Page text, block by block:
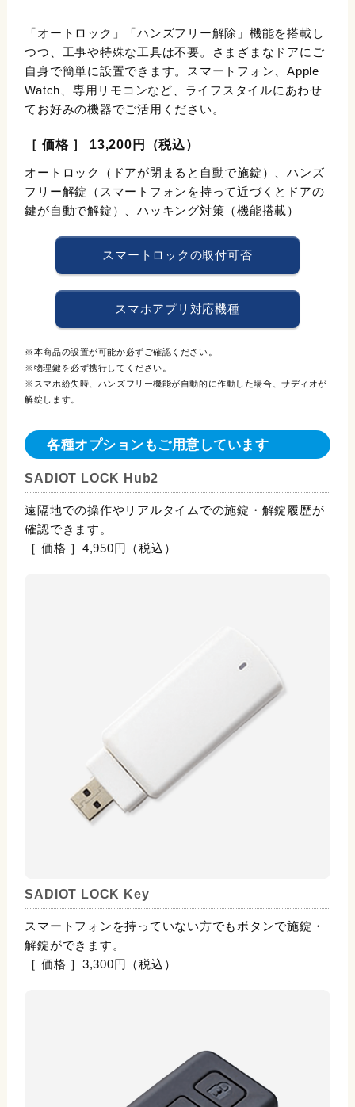
「オートロック」「ハンズフリー解除」機能を搭載し
つつ、工事や特殊な工具は不要。さまざまなドアにご
自身で簡単に設置できます。スマートフォン、Apple
Watch、専用リモコンなど、ライフスタイルにあわせ
てお好みの機器でご活用ください。
［ 価格 ］ 13,200円（税込）
オートロック（ドアが閉まると自動で施錠）、ハンズ
フリー解錠（スマートフォンを持って近づくとドアの
鍵が自動で解錠）、ハッキング対策（機能搭載）
スマートロックの取付可否
スマホアプリ対応機種
※本商品の設置が可能か必ずご確認ください。
※物理鍵を必ず携行してください。
※スマホ紛失時、ハンズフリー機能が自動的に作動した場合、サディオが
解錠します。
各種オプションもご用意しています
SADIOT LOCK Hub2
遠隔地での操作やリアルタイムでの施錠・解錠履歴が
確認できます。
［ 価格 ］4,950円（税込）
SADIOT LOCK Key
スマートフォンを持っていない方でもボタンで施錠・
解錠ができます。
［ 価格 ］3,300円（税込）